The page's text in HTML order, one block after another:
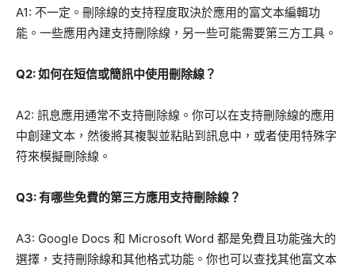
A1: 不一定。刪除線的支持程度取決於應用的富文本編輯功
能。一些應用內建支持刪除線，另一些可能需要第三方工具。
Q2: 如何在短信或簡訊中使用刪除線？
A2: 訊息應用通常不支持刪除線。你可以在支持刪除線的應用
中創建文本，然後將其複製並粘貼到訊息中，或者使用特殊字
符來模擬刪除線。
Q3: 有哪些免費的第三方應用支持刪除線？
A3: Google Docs 和 Microsoft Word 都是免費且功能強大的
選擇，支持刪除線和其他格式功能。你也可以查找其他富文本